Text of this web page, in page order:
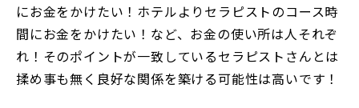
にお金をかけたい！ホテルよりセラピストのコース時
間にお金をかけたい！など、お金の使い所は人それぞ
れ！そのポイントが一致しているセラピストさんとは
揉め事も無く良好な関係を築ける可能性は高いです！